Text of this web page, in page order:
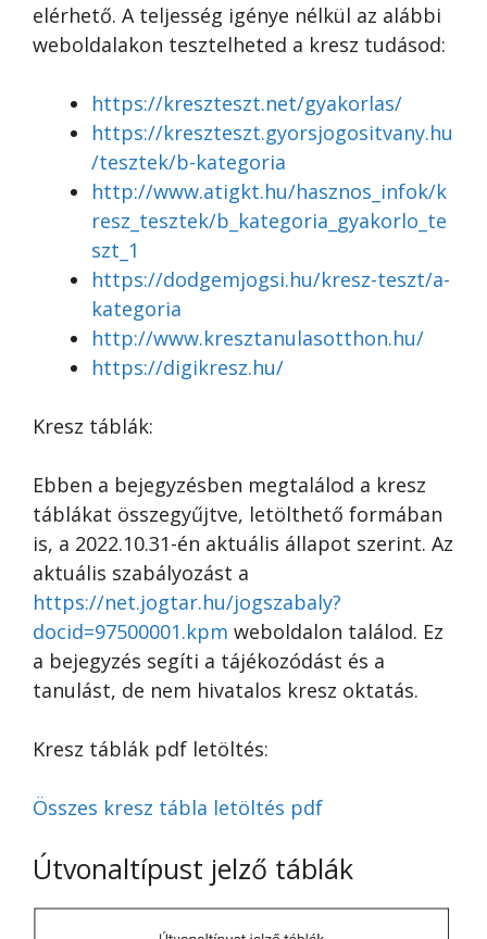
elérhető. A teljesség igénye nélkül az alábbi
weboldalakon tesztelheted a kresz tudásod:
https://kreszteszt.net/gyakorlas/
https://kreszteszt.gyorsjogositvany.hu
/tesztek/b-kategoria
http://www.atigkt.hu/hasznos_infok/k
resz_tesztek/b_kategoria_gyakorlo_te
szt_1
https://dodgemjogsi.hu/kresz-teszt/a-
kategoria
http://www.kresztanulasotthon.hu/
https://digikresz.hu/
Kresz táblák:
Ebben a bejegyzésben megtalálod a kresz
táblákat összegyűjtve, letölthető formában
is, a 2022.10.31-én aktuális állapot szerint. Az
aktuális szabályozást a
https://net.jogtar.hu/jogszabaly?
docid=97500001.kpm weboldalon találod. Ez
a bejegyzés segíti a tájékozódást és a
tanulást, de nem hivatalos kresz oktatás.
Kresz táblák pdf letöltés:
Összes kresz tábla letöltés pdf
Útvonaltípust jelző táblák